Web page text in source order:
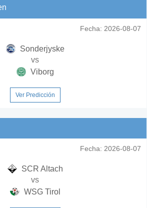
Fecha: 2026-08-07
Sonderjyske
vs
Viborg
Ver Predicción
Fecha: 2026-08-07
SCR Altach
vs
WSG Tirol